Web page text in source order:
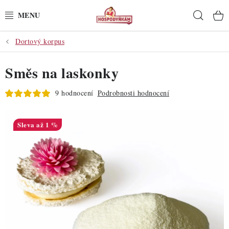
na
POTŘEBY
POMŮCKY
SUROVINY
DEKORACE
PRO OSLAVY
DO KUCHYNĚ
POCHUTINY
Dortový korpus
Směs na laskonky
9 hodnocení Podrobnosti hodnocení
až 1 %